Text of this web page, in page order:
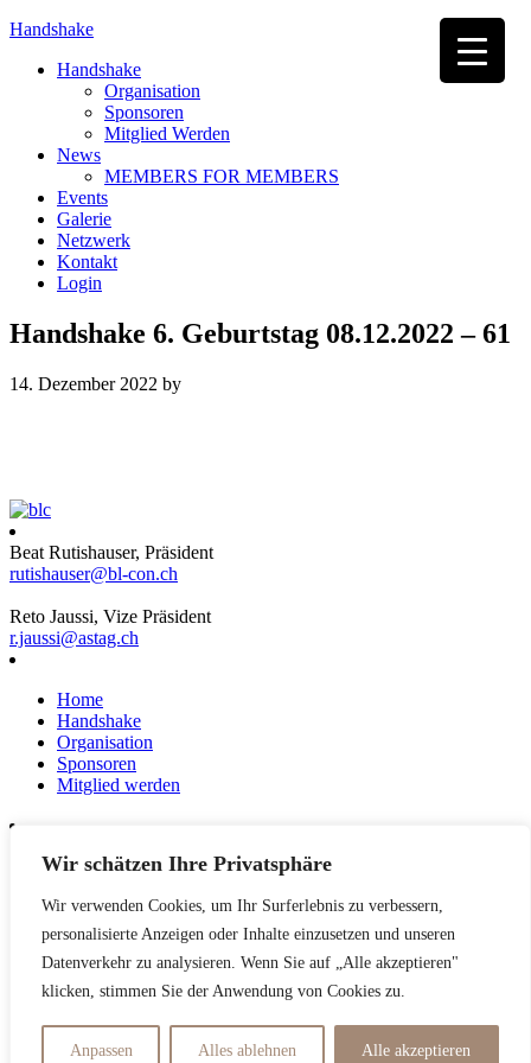
Wir schätzen Ihre Privatsphäre
Wir verwenden Cookies, um Ihr Surferlebnis zu verbessern,
personalisierte Anzeigen oder Inhalte einzusetzen und unseren
Datenverkehr zu analysieren. Wenn Sie auf „Alle akzeptieren"
klicken, stimmen Sie der Anwendung von Cookies zu.
Anpassen Alles ablehnen Alle akzeptieren
Handshake
Handshake
Organisation
Sponsoren
Mitglied Werden
News
MEMBERS FOR MEMBERS
Events
Galerie
Netzwerk
Kontakt
Login
Handshake 6. Geburtstag 08.12.2022 – 61
14. Dezember 2022 by
Beat Rutishauser, Präsident
rutishauser@bl-con.ch
Reto Jaussi, Vize Präsident
r.jaussi@astag.ch
Home
Handshake
Organisation
Sponsoren
Mitglied werden
News
Netzwerk
Kontakt
Datenschutzerklärung